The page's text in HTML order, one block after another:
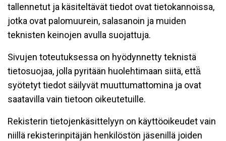
tallennetut ja käsiteltävät tiedot ovat tietokannoissa,
jotka ovat palomuurein, salasanoin ja muiden
teknisten keinojen avulla suojattuja.
Sivujen toteutuksessa on hyödynnetty teknistä
tietosuojaa, jolla pyritään huolehtimaan siitä, että̈
syötetyt tiedot säilyvät muuttumattomina ja ovat
saatavilla vain tietoon oikeutetuille.
Rekisterin tietojenkäsittelyyn on käyttöoikeudet vain
niillä rekisterinpitäjän henkilöstön jäsenillä joiden